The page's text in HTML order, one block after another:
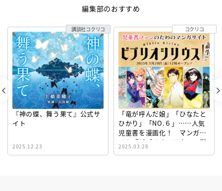
編集部のおすすめ
『神の蝶、舞う果て』公式サ
イト
2025.12.23
講談社コクリコ
「竜が呼んだ娘」「ひなたと
ひかり」「NO.６」……人気
児童書を漫画化！ マンガサ
イト『ビブリオシリウス』誕
生！
2025.03.28
コクリコ